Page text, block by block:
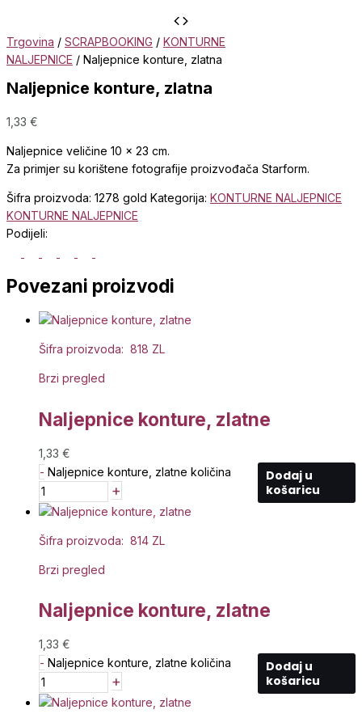
Trgovina / SCRAPBOOKING / KONTURNE
NALJEPNICE / Naljepnice konture, zlatna
Naljepnice konture, zlatna
1,33 €
Naljepnice veličine 10 x 23 cm.
Za primjer su korištene fotografije proizvođača Starform.
Šifra proizvoda: 1278 gold Kategorija: KONTURNE NALJEPNICE
KONTURNE NALJEPNICE
Podijeli:
Povezani proizvodi
Šifra proizvoda: 818 ZL
Brzi pregled
Naljepnice konture, zlatne
1,33 €
- Naljepnice konture, zlatne količina
+
Dodaj u
košaricu
Šifra proizvoda: 814 ZL
Brzi pregled
Naljepnice konture, zlatne
1,33 €
- Naljepnice konture, zlatne količina
+
Dodaj u
košaricu